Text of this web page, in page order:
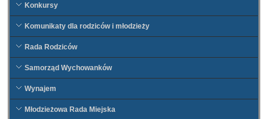
Konkursy
Komunikaty dla rodziców i młodzieży
Rada Rodziców
Samorząd Wychowanków
Wynajem
Młodzieżowa Rada Miejska